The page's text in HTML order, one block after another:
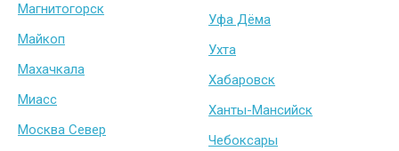
Магнитогорск
Майкоп
Махачкала
Миасс
Москва Север
Уфа Дёма
Ухта
Хабаровск
Ханты-Мансийск
Чебоксары